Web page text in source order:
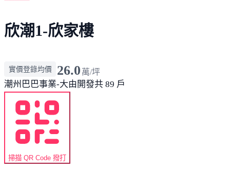
欣潮1-欣家樓
實價登錄均價 26.0 萬/坪
潮州 巴巴事業-大由開發共 89 戶
掃描 QR Code 撥打